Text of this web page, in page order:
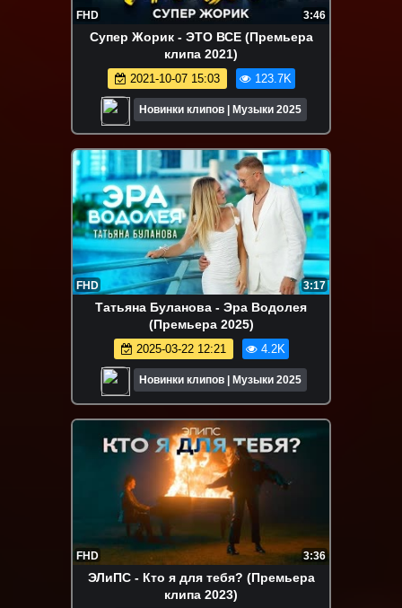
FHD 3:46
Супер Жорик - ЭТО ВСЕ (Премьера
клипа 2021)
2021-10-07 15:03 123.7K
Новинки клипов | Музыки 2025
FHD 3:17
Татьяна Буланова - Эра Водолея
(Премьера 2025)
2025-03-22 12:21 4.2K
Новинки клипов | Музыки 2025
FHD 3:36
ЭЛиПС - Кто я для тебя? (Премьера
клипа 2023)